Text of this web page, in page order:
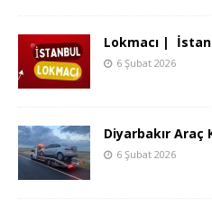
Lokmacı |
6 Şubat 2026
Diyarbakır Araç
6 Şubat 2026